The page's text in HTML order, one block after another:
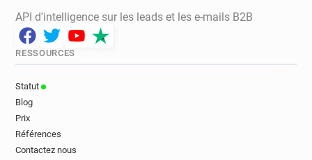
n**********@falmouth.ac.uk
b************@falmouth.ac.uk
j***********@falmouth.ac.uk
o********@falmouth.ac.uk
o******@falmouth.ac.uk
p******@falmouth.ac.uk
j************@falmouth.ac.uk
API d'intelligence sur les leads et les e-mails B2B
RESSOURCES
Statut
Blog
Prix
Références
Contactez nous